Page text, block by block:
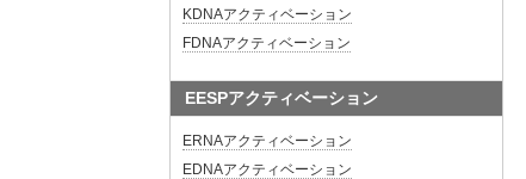
KDNAアクティベーション
FDNAアクティベーション
EESPアクティベーション
ERNAアクティベーション
EDNAアクティベーション